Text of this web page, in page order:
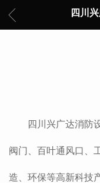
四川
四川兴广达消防
阀门、百叶通风口、
造、环保等高新科技